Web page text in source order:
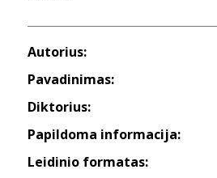
Autorius:
Pavadinimas:
Diktorius:
Papildoma informacija:
Leidinio formatas: